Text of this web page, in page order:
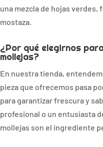
una mezcla de hojas
mostaza.
¿Por qué elegirnos
mollejas?
En nuestra tienda,
pieza que ofrecemos pasa
para garantizar frescura y
profesional o un entusiasta
mollejas son el ingrediente